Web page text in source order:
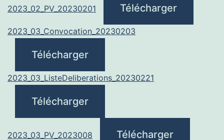
2023_02_PV_20230201 Télécharger
2023_03_Convocation_20230203
Télécharger
2023_03_ListeDeliberations_20230221
Télécharger
2023_03_PV_2023008 Télécharger